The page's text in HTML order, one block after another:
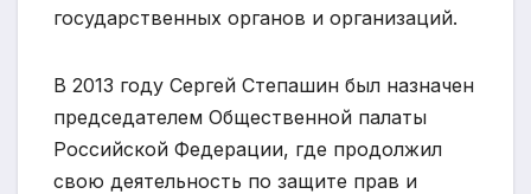
государственных органов и организаций.
В 2013 году Сергей Степашин был назначен
председателем Общественной палаты
Российской Федерации, где продолжил
свою деятельность по защите прав и